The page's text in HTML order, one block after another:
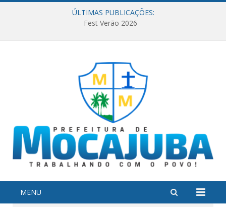
ÚLTIMAS PUBLICAÇÕES:
Fest Verão 2026
MENU